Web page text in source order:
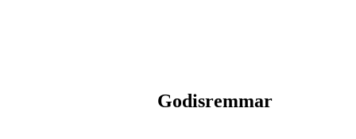
Godisremmar